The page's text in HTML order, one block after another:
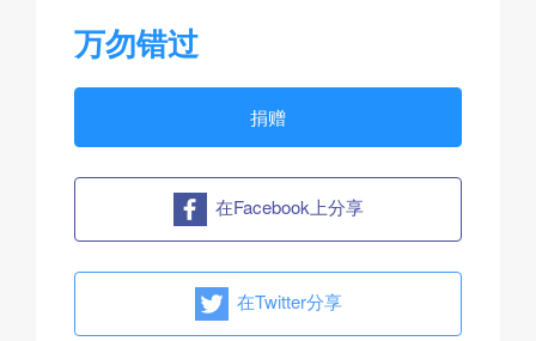
万勿错过
捐赠
在Facebook上分享
在Twitter分享